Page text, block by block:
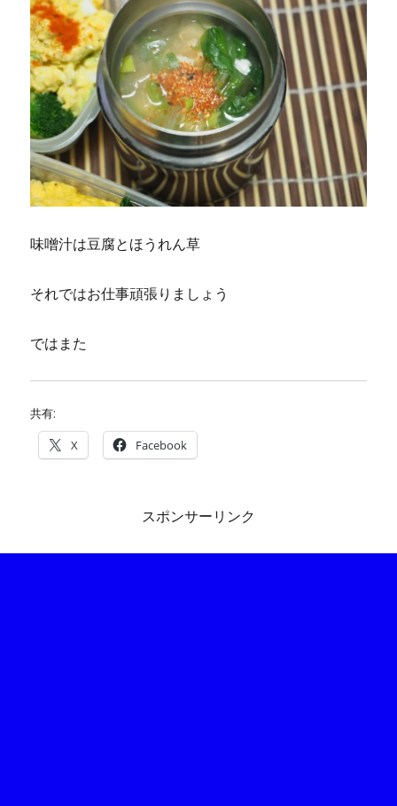
味噌汁は豆腐とほうれん草
それではお仕事頑張りましょう
ではまた
共有:
X Facebook
スポンサーリンク